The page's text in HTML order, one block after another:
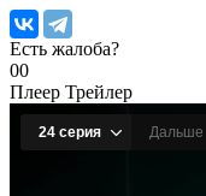
Есть жалоба?
00
Плеер Трейлер